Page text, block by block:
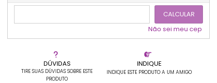
DÚVIDAS
TIRE SUAS DÚVIDAS SOBRE ESTE
PRODUTO
INDIQUE
INDIQUE ESTE PRODUTO A UM AMIGO
CALCULAR
Não sei meu cep